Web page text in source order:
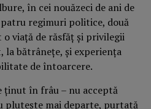
în cei nouăzeci de ani de
regimuri politice, două
viaţă de răsfăţ şi privilegii
la bătrâneţe, şi experienţa
de întoarcere.
ţinut în frâu – nu acceptă
pluteşte mai departe, purtată